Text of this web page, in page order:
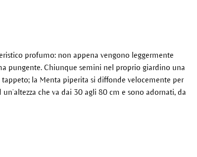
profumo: non appena vengono leggermente
pungente. Chiunque semini nel proprio giardino una
la Menta piperita si diffonde velocemente per
che va dai 30 agli 80 cm e sono adornati, da